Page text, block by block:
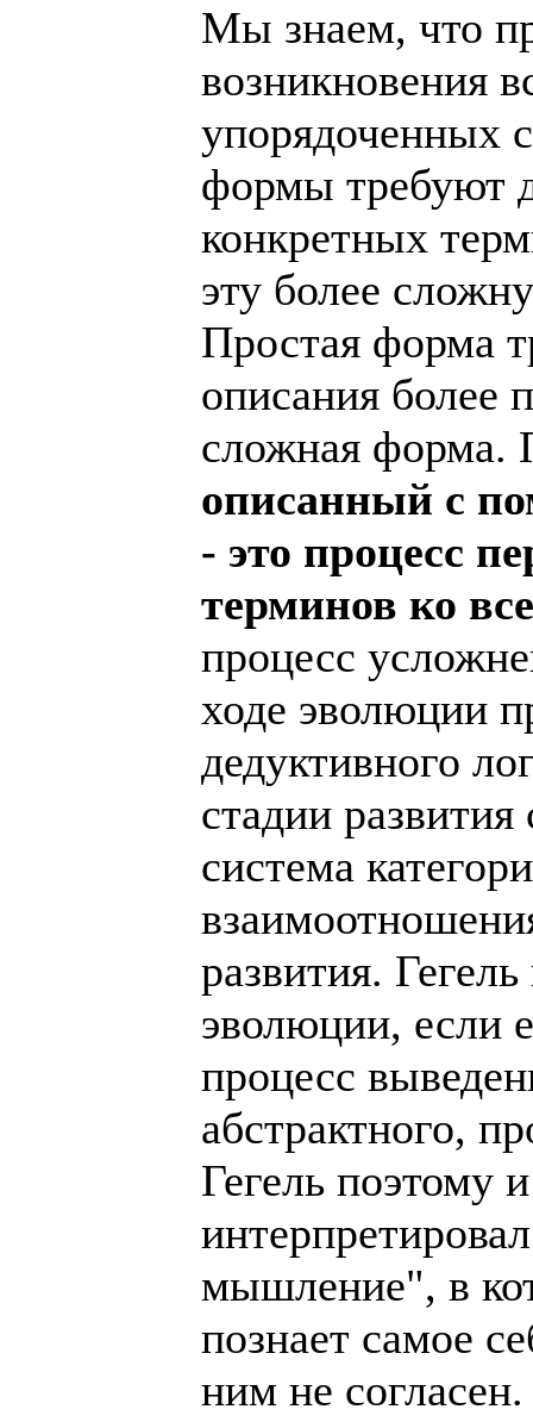
Мы знаем, что
возникновения
упорядоченных
формы требуют
конкретных
эту более
Простая форма
описания более
сложная форма.
описанный с
- это процесс
терминов ко
процесс
ходе эволюции
дедуктивного
стадии развития
система
развития.
эволюции, если
процесс
абстрактного,
Гегель поэтому
мышление", в
познает самое
ним не